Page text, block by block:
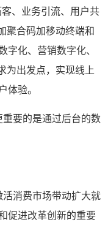
、业务引流、用户共
聚合码加移动终端和
字化、营销数字化、
为出发点，实现线上
体验。
要的是通过后台的数
消费市场带动扩大就
促进改革创新的重要